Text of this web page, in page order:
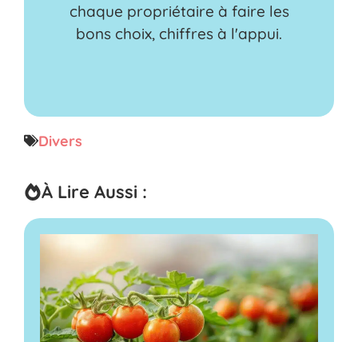
chaque propriétaire à faire les
bons choix, chiffres à l'appui.
Divers
À Lire Aussi :